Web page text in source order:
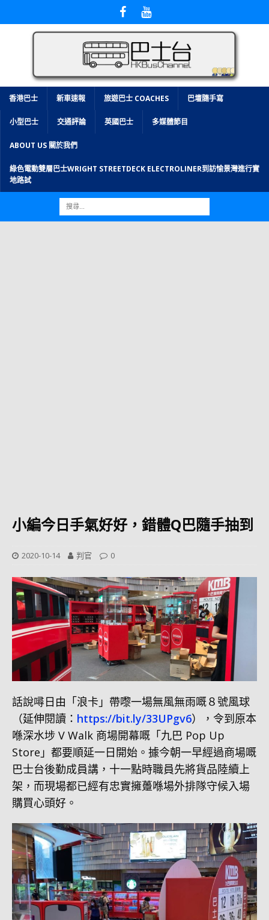
香港巴士 新車速報 旅遊巴士 COACHES 巴壇隨手寫
小型巴士 交通評論 英國巴士 多媒體節目
ABOUT US 關於我們
綠色電動雙層巴士WRIGHT STREETDECK ELECTROLINER到訪愉景灣進行實
地路試
小編今日手氣好好，錯體Q巴隨手抽到
2020-10-14 判官 0
話說噚日由「浪卡」帶嚟一場無風無雨嘅８號風球
（延伸閱讀： https://bit.ly/33UPgv6），令到原本
喺深水埗 V Walk 商場開幕嘅「九巴 Pop Up
Store」都要順延一日開始。據今朝一早經過商場嘅
巴士台後勤成員講，十一點時職員先將貨品陸續上
架，而現場都已經有忠實擁躉喺場外排隊守候入場
購買心頭好。